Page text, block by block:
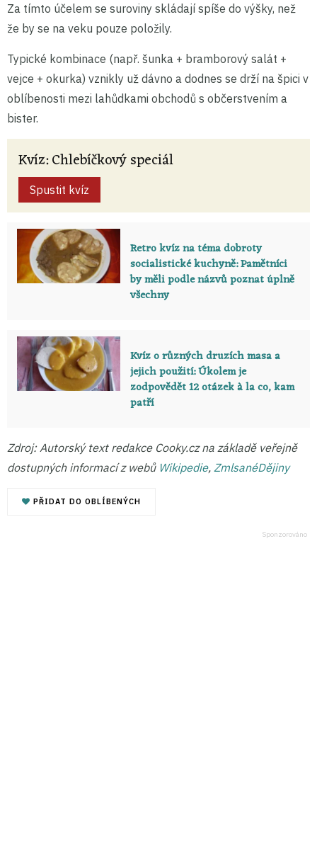
Za tímto účelem se suroviny skládají spíše do výšky, než
že by se na veku pouze položily.
Typické kombinace (např. šunka + bramborový salát +
vejce + okurka) vznikly už dávno a dodnes se drží na špici v
oblíbenosti mezi lahůdkami obchodů s občerstvením a
bister.
Kvíz: Chlebíčkový speciál
Spustit kvíz
Retro kvíz na téma dobroty
socialistické kuchyně: Pamětníci
by měli podle názvů poznat úplně
všechny
Kvíz o různých druzích masa a
jejich použití: Úkolem je
zodpovědět 12 otázek à la co, kam
patří
Zdroj: Autorský text redakce Cooky.cz na základě veřejně
dostupných informací z webů Wikipedie, ZmlsanéDějiny
PŘIDAT DO OBLÍBENÝCH